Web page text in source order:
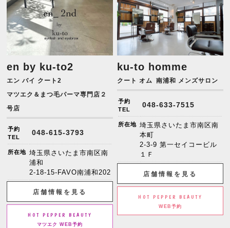
en by ku-to2
エン バイ クート2
マツエク＆まつ毛パーマ専門店２
号店
予約
TEL
048-615-3793
所在地 埼玉県さいたま市南区南
浦和
2-18-15-FAVO南浦和202
店舗情報を見る
HOT PEPPER BEAUTY
マツエク WEB予約
ku-to homme
クート オム 南浦和 メンズサロン
予約
TEL
048-633-7515
所在地 埼玉県さいたま市南区南
本町
2-3-9 第一セイコービル
１Ｆ
店舗情報を見る
HOT PEPPER BEAUTY
WEB予約